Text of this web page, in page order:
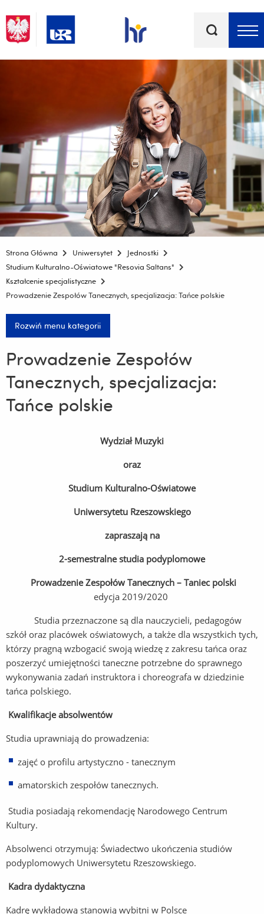
kluczowe
Strona Główna Uniwersytet
Jednostki
Studium Kulturalno-Oświatowe "Resovia Saltans"
Kształcenie specjalistyczne
Prowadzenie Zespołów Tanecznych, specjalizacja: Tańce polskie
Rozwiń menu kategorii
Prowadzenie Zespołów
Tanecznych, specjalizacja:
Tańce polskie
Wydział Muzyki
oraz
Studium Kulturalno-Oświatowe
Uniwersytetu Rzeszowskiego
zapraszają na
2-semestralne studia podyplomowe
Prowadzenie Zespołów Tanecznych – Taniec polski
edycja 2019/2020
Studia przeznaczone są dla nauczycieli, pedagogów
szkół oraz placówek oświatowych, a także dla wszystkich tych,
którzy pragną wzbogacić swoją wiedzę z zakresu tańca oraz
poszerzyć umiejętności taneczne potrzebne do sprawnego
wykonywania zadań instruktora i choreografa w dziedzinie
tańca polskiego.
Kwalifikacje absolwentów
Studia uprawniają do prowadzenia:
zajęć o profilu artystyczno - tanecznym
amatorskich zespołów tanecznych.
Studia posiadają rekomendację Narodowego Centrum
Kultury.
Absolwenci otrzymują: Świadectwo ukończenia studiów
podyplomowych Uniwersytetu Rzeszowskiego.
Kadra dydaktyczna
Kadrę wykładową stanowią wybitni w Polsce